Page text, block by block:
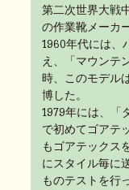
第二次世界大戦
の作業靴メーカ
1960年代には、
え、「マウンテ
時、このモデル
博した。
1979年には、「
で初めてゴアテ
もゴアテックス
にスタイル毎に
ものテストを行